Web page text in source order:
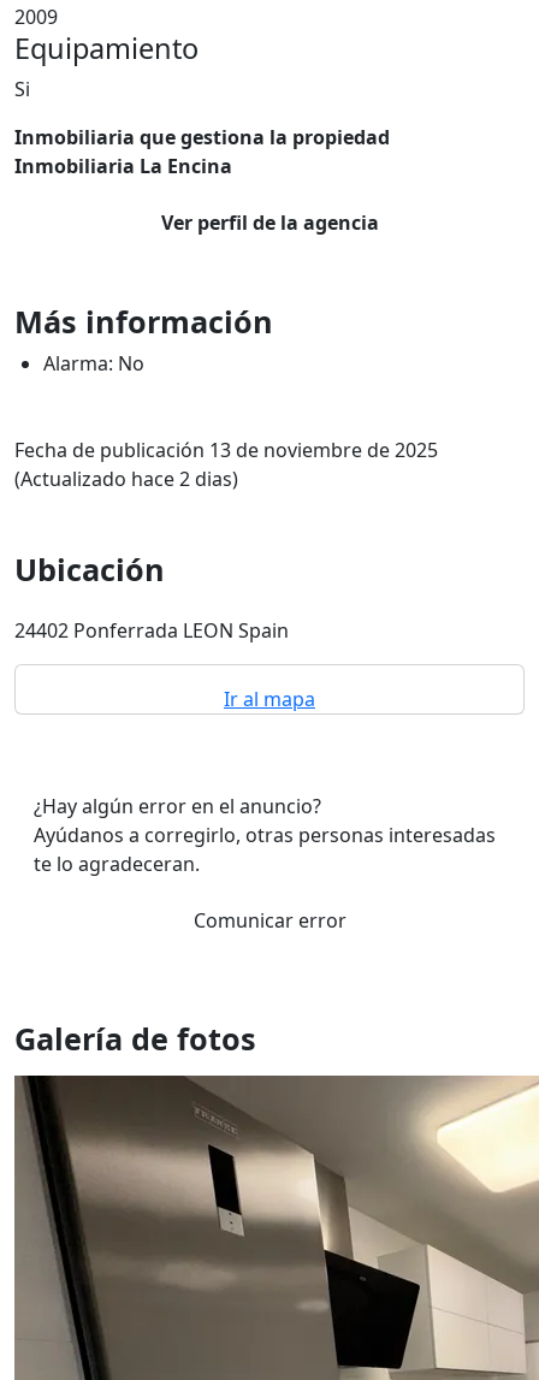
2009
Equipamiento
Si
Inmobiliaria que gestiona la propiedad
Inmobiliaria La Encina
Ver perfil de la agencia
Más información
Alarma: No
Fecha de publicación 13 de noviembre de 2025
(Actualizado hace 2 dias)
Ubicación
24402 Ponferrada LEON Spain
Ir al mapa
¿Hay algún error en el anuncio?
Ayúdanos a corregirlo, otras personas interesadas
te lo agradeceran.
Comunicar error
Galería de fotos